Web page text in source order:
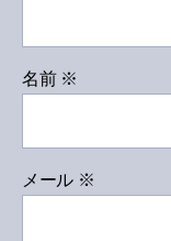
名前 ※
メール ※